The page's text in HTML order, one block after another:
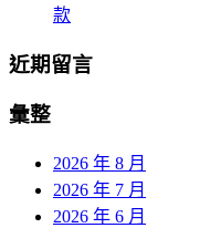
款
近期留言
彙整
2026 年 8 月
2026 年 7 月
2026 年 6 月